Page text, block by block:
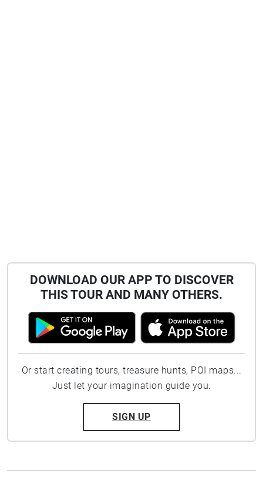
DOWNLOAD OUR APP TO DISCOVER
THIS TOUR AND MANY OTHERS.
Or start creating tours, treasure hunts, POI maps...
Just let your imagination guide you.
SIGN UP